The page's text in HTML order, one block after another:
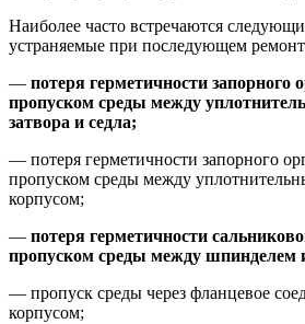
Наиболее часто встречаются
устраняемые при последующем
— потеря герметичности запорного
пропуском среды между
затвора и седла;
— потеря герметичности запорного
пропуском среды между
корпусом;
— потеря герметичности
пропуском среды между шпинделем
— пропуск среды через фланцевое
корпусом;